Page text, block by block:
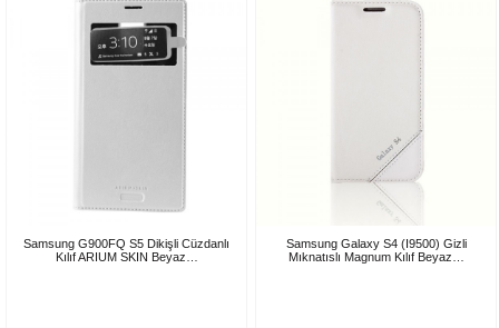
Samsung G900FQ S5 Dikişli Cüzdanlı
Kılıf ARIUM SKIN Beyaz…
Samsung Galaxy S4 (I9500) Gizli
Mıknatıslı Magnum Kılıf Beyaz…